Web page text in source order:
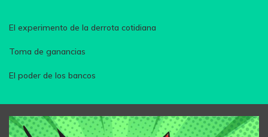
El experimento de la derrota cotidiana
Toma de ganancias
El poder de los bancos